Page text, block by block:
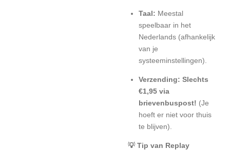
Taal: Meestal
speelbaar in het
Nederlands (afhankelijk
van je
systeeminstellingen).
Verzending: Slechts
€1,95 via
brievenbuspost! (Je
hoeft er niet voor thuis
te blijven).
💡 Tip van Replay